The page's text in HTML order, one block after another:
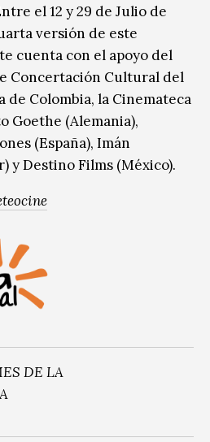
el 12 y 29 de Julio de
versión de este
cuenta con el apoyo del
Concertación Cultural del
Colombia, la Cinemateca
Goethe (Alemania),
(España), Imán
y Destino Films (México).
DE LA